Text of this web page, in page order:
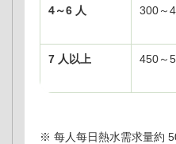
4～6 人 300～
7 人以上 450～
※ 每人每日熱水需求量約